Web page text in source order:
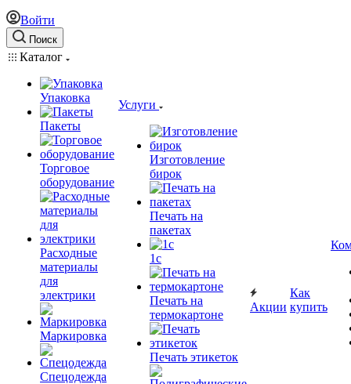
Войти
Поиск
Каталог
Упаковка
Пакеты
Торговое
оборудование
Расходные
материалы
для
электрики
Маркировка
Спецодежда
Услуги
Изготовление
бирок
Печать на
пакетах
1c
Печать на
термокартоне
Печать этикеток
Акции
Как
купить